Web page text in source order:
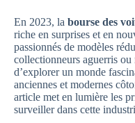
En 2023, la bourse des
riche en surprises et en
passionnés de modèles
collectionneurs aguerris ou
d’explorer un monde
anciennes et modernes
article met en lumière les
surveiller dans cette